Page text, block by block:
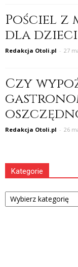
Pościel z
dla dzieci
Redakcja Otoli.pl - 27
Czy
Redakcja Otoli.pl - 26
Kategorie
Kategorie